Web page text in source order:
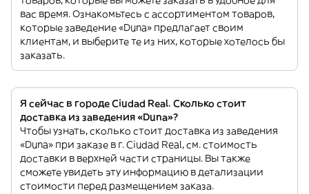
вас время. Ознакомьтесь с ассортиментом товаров,
которые заведение «Duna» предлагает своим
клиентам, и выберите те из них, которые хотелось бы
заказать.
Я сейчас в городе Ciudad Real. Сколько стоит
доставка из заведения «Duna»?
Чтобы узнать, сколько стоит доставка из заведения
«Duna» при заказе в г. Ciudad Real, см. стоимость
доставки в верхней части страницы. Вы также
сможете увидеть эту информацию в детализации
стоимости перед размещением заказа.